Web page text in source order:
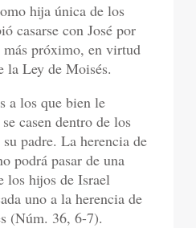
hija única de los
casarse con José por
más próximo, en virtud
la Ley de Moisés.
a los que bien le
casen dentro de los
padre. La herencia de
podrá pasar de una
los hijos de Israel
uno a la herencia de
(Núm. 36, 6-7).